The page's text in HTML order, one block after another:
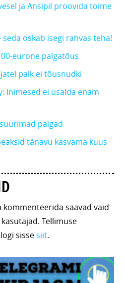
ja Ansipil proovida toime
seda oskab isegi rahvas teha!
eurone palgatõus
palk ei tõusnudki
Inimesed ei usalda enam
palgad
tänavu kasvama kuus
saavad vaid
Tellimuse
sissesiit.